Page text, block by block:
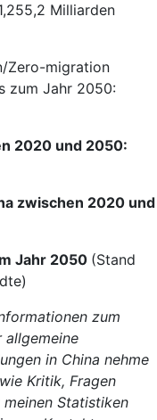
Milliarden
Zero-migration
zum Jahr 2050:
2020 und 2050:
zwischen 2020 und
Jahr 2050 (Stand
zum
allgemeine
in China nehme
Kritik, Fragen
Statistiken